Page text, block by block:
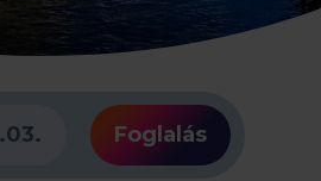
Foglalás